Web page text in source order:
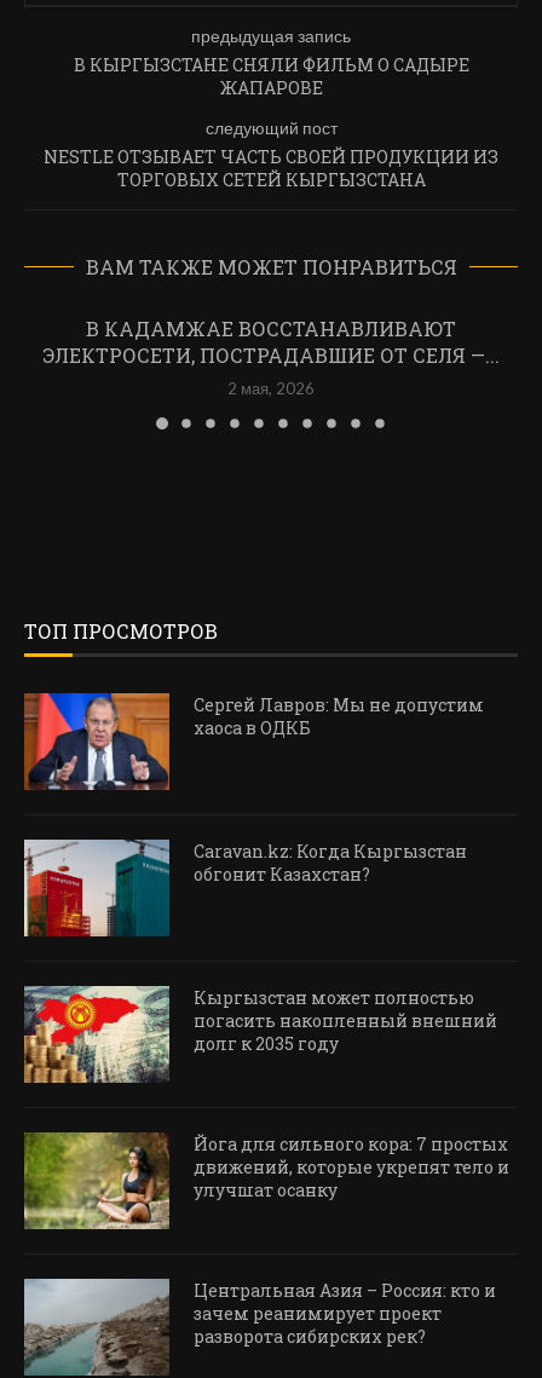
предыдущая запись
В КЫРГЫЗСТАНЕ СНЯЛИ ФИЛЬМ О САДЫРЕ
ЖАПАРОВЕ
следующий пост
NESTLE ОТЗЫВАЕТ ЧАСТЬ СВОЕЙ ПРОДУКЦИИ ИЗ
ТОРГОВЫХ СЕТЕЙ КЫРГЫЗСТАНА
ВАМ ТАКЖЕ МОЖЕТ ПОНРАВИТЬСЯ
В КАДАМЖАЕ ВОССТАНАВЛИВАЮТ
ЭЛЕКТРОСЕТИ, ПОСТРАДАВШИЕ ОТ СЕЛЯ —...
2 мая, 2026
ТОП ПРОСМОТРОВ
Сергей Лавров: Мы не допустим
хаоса в ОДКБ
Caravan.kz: Когда Кыргызстан
обгонит Казахстан?
Кыргызстан может полностью
погасить накопленный внешний
долг к 2035 году
Йога для сильного кора: 7 простых
движений, которые укрепят тело и
улучшат осанку
Центральная Азия – Россия: кто и
зачем реанимирует проект
разворота сибирских рек?